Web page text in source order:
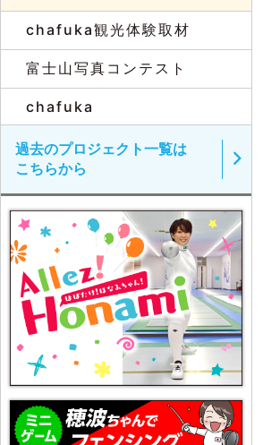
chafuka観光体験取材
富士山写真コンテスト
chafuka
過去のプロジェクト一覧は
こちらから